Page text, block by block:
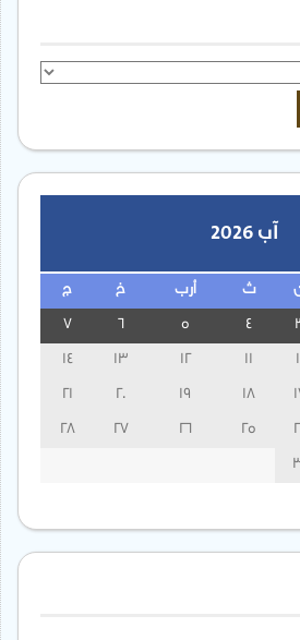
آب 2026
ث أرب خ ج
13
14
18
19
20
25
27
28